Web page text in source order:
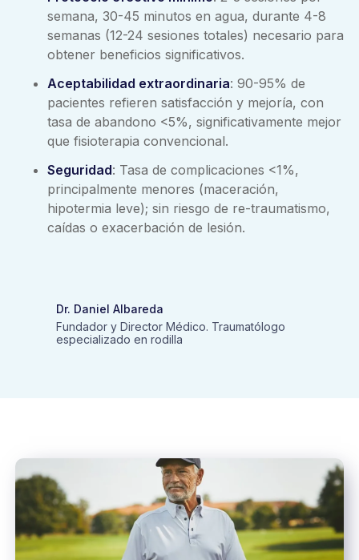
semana, 30-45 minutos en agua, durante 4-8
semanas (12-24 sesiones totales) necesario para
obtener beneficios significativos.
Aceptabilidad extraordinaria: 90-95% de
pacientes refieren satisfacción y mejoría, con
tasa de abandono <5%, significativamente mejor
que fisioterapia convencional.
Seguridad: Tasa de complicaciones <1%,
principalmente menores (maceración,
hipotermia leve); sin riesgo de re-traumatismo,
caídas o exacerbación de lesión.
Dr. Daniel Albareda
Fundador y Director Médico. Traumatólogo
especializado en rodilla